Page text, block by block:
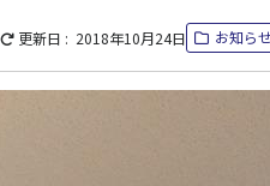
更新日 2018年10月24日 お知ら